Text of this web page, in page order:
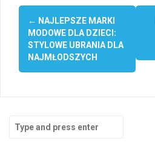
Post
navigation
← NAJLEPSZE MARKI
MODOWE DLA DZIECI:
STYLOWE UBRANIA DLA
NAJMŁODSZYCH
for: